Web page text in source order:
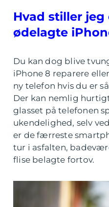
Hvad stiller
ødelagte
Du kan dog blive
iPhone 8 reparere
ny telefon hvis du er
Der kan nemlig
glasset på telefonen
ukendelighed, selv
er de færreste
tur i asfalten,
flise belagte fortov.